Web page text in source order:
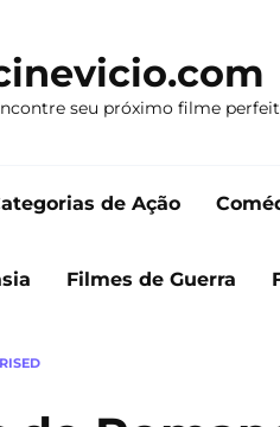
seu próximo filme
de Ação
Filmes de Guerra